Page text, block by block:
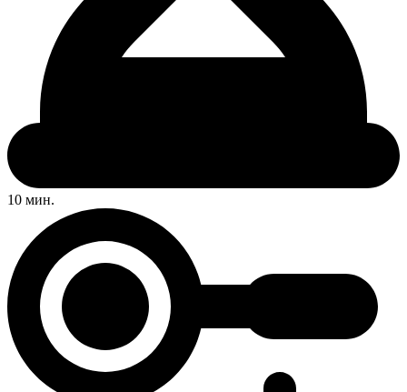
10 мин.